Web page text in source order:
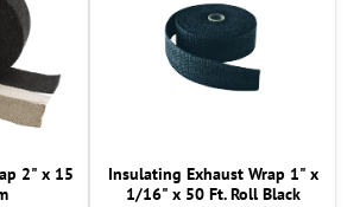
2" x 15
Insulating Exhaust Wrap 1" x
1/16" x 50 Ft. Roll Black